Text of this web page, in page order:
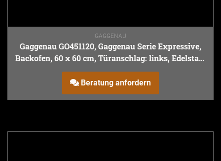
GAGGENAU
Gaggenau GO451120, Gaggenau Serie Expressive,
Backofen, 60 x 60 cm, Türanschlag: links, Edelstahl
hinter Rauchglas
Beratung anfordern